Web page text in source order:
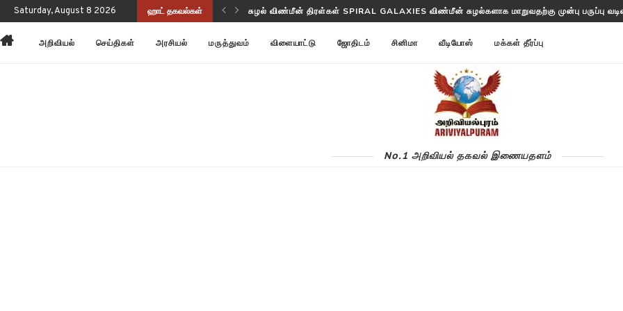
Saturday, August 8 2026 ஹாட் தகவல்கள்
செயல்திறனையும் மேம்படுத்துகிறது! சுழல் விண்மீன் திரள்கள் SPIRAL GALAXIES விண்மீன் சுழல்களாக மாறுவதற்கு முன்பு பருப்பு
அறிவியல் செய்திகள் அரசியல் மருத்துவம் விளையாட்டு ஜோதிடம் சினிமா வீடியோஸ் மக்கள் தீர்ப்பு
No.1 அறிவியல் தகவல் இணையதளம்